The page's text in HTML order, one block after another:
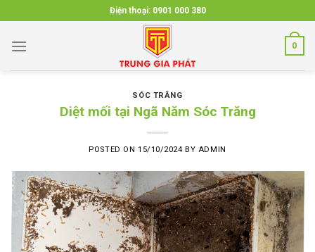
to
content
Điện thoại: 0901 000 380
0
SÓC TRĂNG
Diệt mối tại Ngã Năm Sóc Trăng
POSTED ON 15/10/2024 BY ADMIN